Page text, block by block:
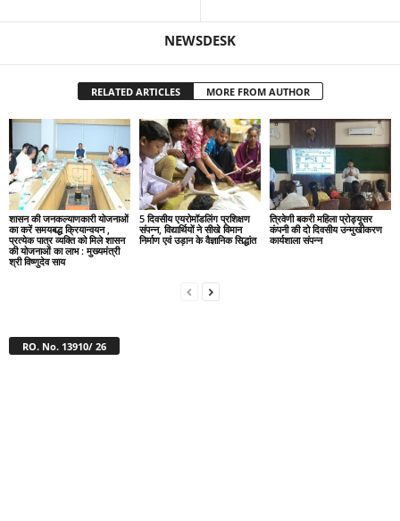
NEWSDESK
RELATED ARTICLES MORE FROM AUTHOR
शासन की जनकल्याणकारी योजनाओं
का करें समयबद्ध क्रियान्वयन ,
प्रत्येक पात्र व्यक्ति को मिले शासन
की योजनाओं का लाभ : मुख्यमंत्री
श्री विष्णुदेव साय
5 दिवसीय एयरोमॉडलिंग प्रशिक्षण
संपन्न, विद्यार्थियों ने सीखे विमान
निर्माण एवं उड़ान के वैज्ञानिक सिद्धांत
त्रिवेणी बकरी महिला प्रोड्यूसर
कंपनी की दो दिवसीय उन्मुखीकरण
कार्यशाला संपन्न
RO. No. 13910/ 26